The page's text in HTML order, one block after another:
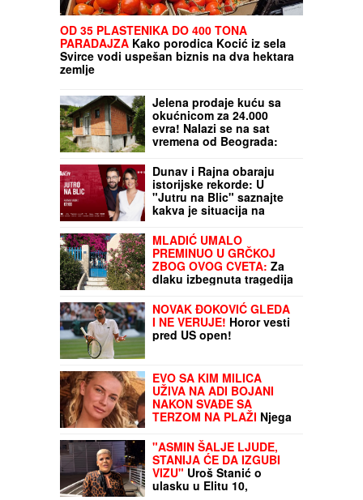
OD 35 PLASTENIKA DO 400 TONA
PARADAJZA Kako porodica Kocić iz sela
Svirce vodi uspešan biznis na dva hektara
zemlje
Jelena prodaje kuću sa
okućnicom za 24.000
evra! Nalazi se na sat
vremena od Beograda:
imanje (FOTO)
Dunav i Rajna obaraju
istorijske rekorde: U
"Jutru na Blic" saznajte
kakva je situacija na
MLADIĆ UMALO
PREMINUO U GRČKOJ
ZBOG OVOG CVETA: Za
dlaku izbegnuta tragedija
NOVAK ĐOKOVIĆ GLEDA
I NE VERUJE! Horor vesti
pred US open!
EVO SA KIM MILICA
UŽIVA NA ADI BOJANI
NAKON SVAĐE SA
TERZOM NA PLAŽI Njega
gore od komentara,
osvanula fotografija
"ASMIN ŠALJE LJUDE,
STANIJA ĆE DA IZGUBI
VIZU" Uroš Stanić o
ulasku u Elitu 10,